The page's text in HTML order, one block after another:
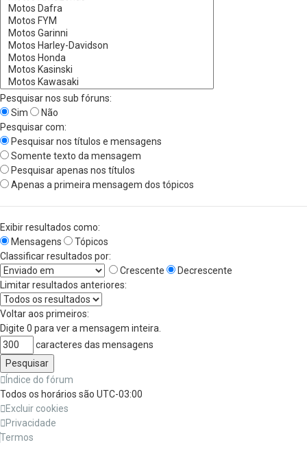
Pesquisar nos sub fóruns:
Sim
Não
Pesquisar com:
Pesquisar nos títulos e mensagens
Somente texto da mensagem
Pesquisar apenas nos títulos
Apenas a primeira mensagem dos tópicos
Exibir resultados como:
Mensagens
Tópicos
Classificar resultados por:
Crescente
Decrescente
Limitar resultados anteriores:
Voltar aos primeiros:
Digite 0 para ver a mensagem inteira.
caracteres das mensagens
Índice do fórum
Todos os horários são UTC-03:00
Excluir cookies
Privacidade
Termos